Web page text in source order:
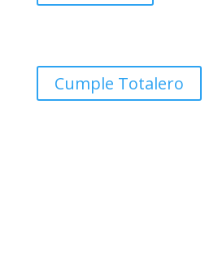
Cumple Totalero